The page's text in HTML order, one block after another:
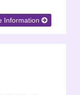
Information